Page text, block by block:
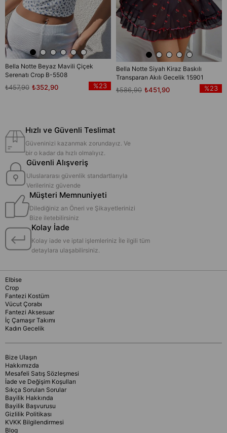
Bella Notte Beyaz Mavili Çiçek
Serenatı Crop B-5508
₺352,90
₺457,90 %23
Bella Notte Siyah Kiraz Baskılı
Transparan Akılı Gecelik 15901
₺451,90
₺586,90 %23
Hızlı ve Güvenli Teslimat
Güveninizi kazanmak zorundayız. Ve
bir o kadar da hızlı olmalıyız.
Güvenli Alışveriş
Uluslararası güvenlik standartlarıyla
Verileriniz güvende
Müşteri Memnuniyeti
Dilediğiniz an Öneri ve Şikayetlerinizi
Bize iletebilirsiniz
Kolay İade
Kolay iade ve iptal işlemleriniz İle ilgili tüm
detaylara ulaşabilirsiniz.
Elbise
Crop
Fantezi Kostüm
Vücut Çorabı
Fantezi Aksesuar
İç Çamaşır Takımı
Kadın Gecelik
Bize Ulaşın
Hakkımızda
Mesafeli Satış Sözleşmesi
İade ve Değişim Koşulları
Sıkça Sorulan Sorular
Bayilik Hakkında
Bayilik Başvurusu
Gizlilik Politikası
KVKK Bilgilendirmesi
Blog